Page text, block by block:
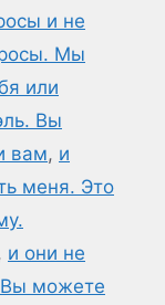
и не
Мы
или
Вы
вам, и
меня. Это
и они не
Вы можете